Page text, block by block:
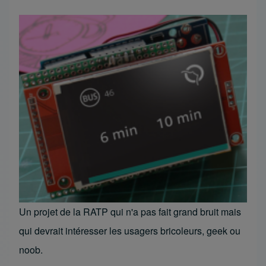
Un projet de la RATP qui n'a pas fait grand bruit mais
qui devrait intéresser les usagers bricoleurs, geek ou
noob.